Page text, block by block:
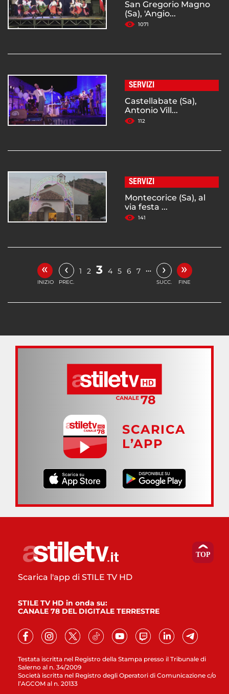
San Gregorio Magno
(Sa), 'Angio...
1071
SERVIZI
Castellabate (Sa),
Antonio Vill...
112
SERVIZI
Montecorice (Sa), al
via festa ...
141
«
INIZIO
‹
PREC.
1 2 3 4 5 6 7 … ›
SUCC.
»
FINE
SCARICA
L’APP
Testata iscritta nel Registro della Stampa presso il Tribunale di
Salerno al n. 34/2009
Società iscritta nel Registro degli Operatori di Comunicazione c/o
l’AGCOM al n. 20133
Scarica l'app di STILE TV HD
STILE TV HD in onda su:
CANALE 78 DEL DIGITALE TERRESTRE